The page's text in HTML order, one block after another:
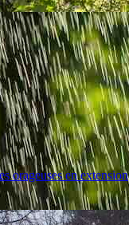
orageuses en extension